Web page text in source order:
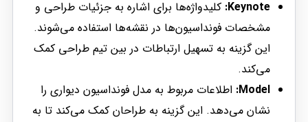
Keynote: کلیدواژه‌ها برای اشاره به جزئیات طراحی و
مشخصات فونداسیون‌ها در نقشه‌ها استفاده می‌شوند.
این گزینه به تسهیل ارتباطات در بین تیم طراحی کمک
می‌کند.
Model: اطلاعات مربوط به مدل فونداسیون دیواری را
نشان می‌دهد. این گزینه به طراحان کمک می‌کند تا به